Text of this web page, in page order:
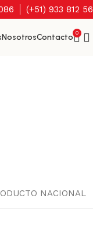
(+51) 933 812
NosotrosContacto 0
NACIONAL